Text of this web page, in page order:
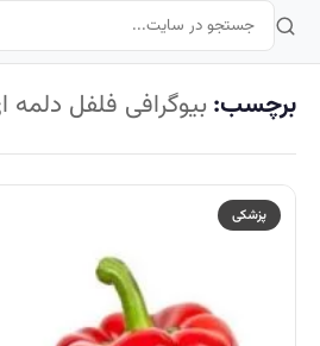
برچسب: بیوگرافی فلفل دلمه
پزشکی